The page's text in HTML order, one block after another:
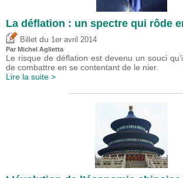
La déflation : un spectre qui rôde
Billet du 1er avril 2014
Par Michel Aglietta
Le risque de déflation est devenu un souci
de combattre en se contentant de le nier.
Lire la suite >